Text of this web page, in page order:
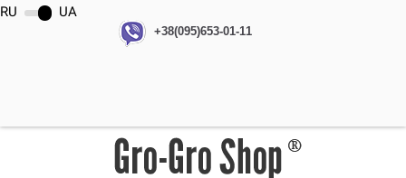
+38(095)653-01-11
RU UA